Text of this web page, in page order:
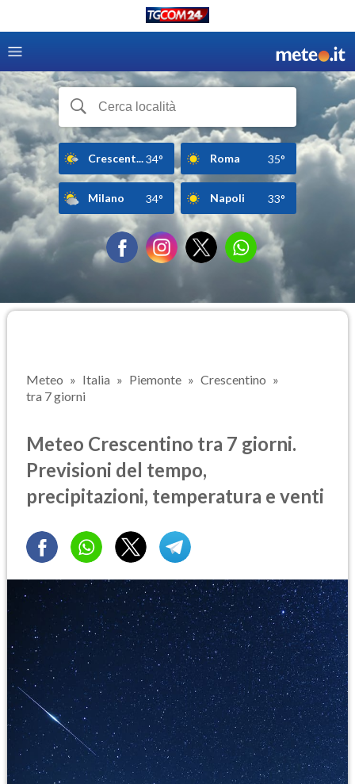
Crescent...34° Roma 35°
Milano 34° Napoli 33°
Meteo Italia Piemonte
Crescentino
tra 7 giorni
Meteo Crescentino tra 7 giorni.
Previsioni del tempo,
precipitazioni, temperatura e venti